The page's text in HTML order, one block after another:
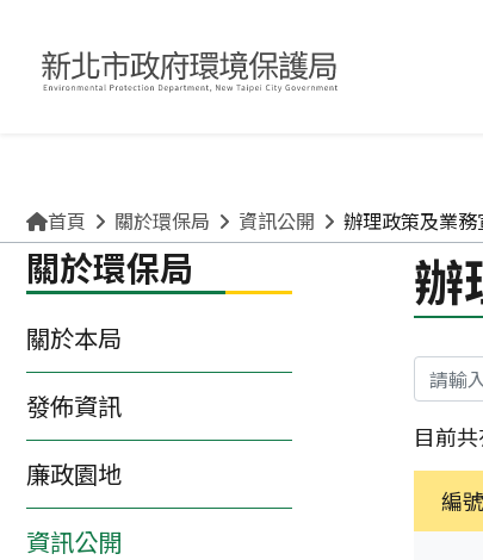
咖啡檳榔、檳榔糖葫蘆？ 檳榔不管加了什麼
首頁 關於環保局 資訊公開 辦理政策及業
關於環保局
關於本局
發佈資訊
廉政園地
資訊公開
辦
關鍵字
目前
編號